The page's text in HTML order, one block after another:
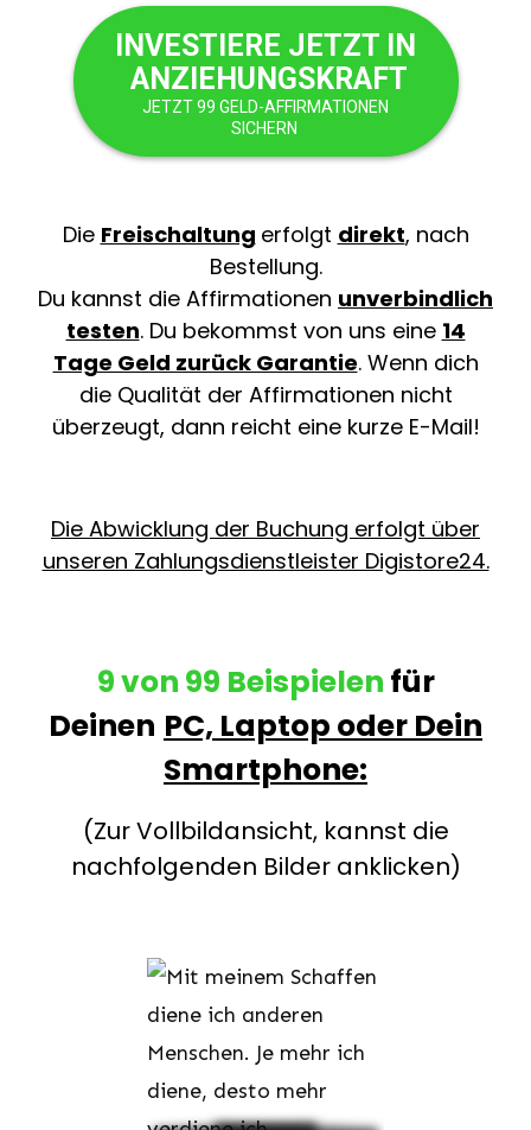
INVESTIERE JETZT IN
ANZIEHUNGSKRAFT
JETZT 99 GELD-AFFIRMATIONEN
SICHERN
Die Freischaltung erfolgt direkt, nach
Bestellung.
Du kannst die Affirmationen unverbindlich
testen. Du bekommst von uns eine 14
Tage Geld zurück Garantie. Wenn dich
die Qualität der Affirmationen nicht
überzeugt, dann reicht eine kurze E-Mail!
Die Abwicklung der Buchung erfolgt über
unseren Zahlungsdienstleister Digistore24.
9 von 99 Beispielen für
Deinen PC, Laptop oder Dein
Smartphone:
(Zur Vollbildansicht, kannst die
nachfolgenden Bilder anklicken)